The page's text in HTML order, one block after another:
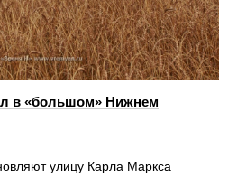
в «большом» Нижнем
улицу Карла Маркса